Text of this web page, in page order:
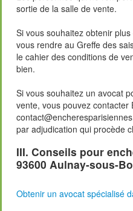
sortie de la salle de vente.
Si vous souhaitez obtenir
vous rendre au Greffe des
le cahier des conditions de
bien.
Si vous souhaitez un avocat
vente, vous pouvez
par adjudication qui procède
III. Conseils pour
93600 Aulnay-sous-
Obtenir un avocat spécialisé